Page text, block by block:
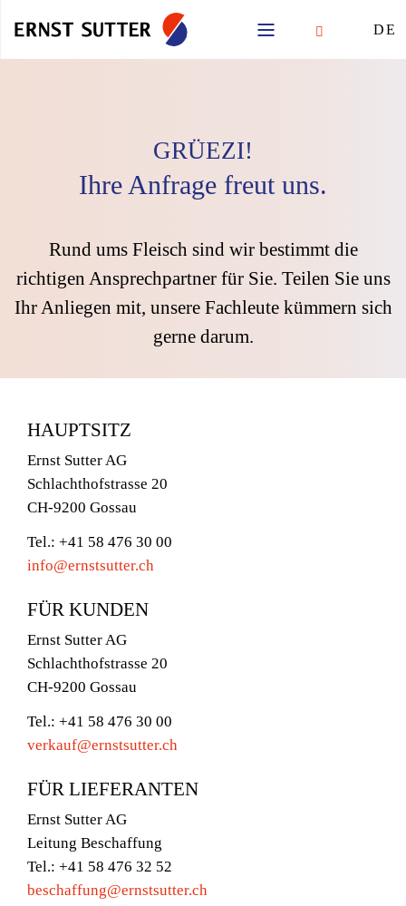
DE
GRÜEZI!
Ihre Anfrage freut uns.
Rund ums Fleisch sind wir bestimmt die
richtigen Ansprechpartner für Sie. Teilen Sie uns
Ihr Anliegen mit, unsere Fachleute kümmern sich
gerne darum.
HAUPTSITZ
Ernst Sutter AG
Schlachthofstrasse 20
CH-9200 Gossau
Tel.: +41 58 476 30 00
info@ernstsutter.ch
FÜR KUNDEN
Ernst Sutter AG
Schlachthofstrasse 20
CH-9200 Gossau
Tel.: +41 58 476 30 00
verkauf@ernstsutter.ch
FÜR LIEFERANTEN
Ernst Sutter AG
Leitung Beschaffung
Tel.: +41 58 476 32 52
beschaffung@ernstsutter.ch